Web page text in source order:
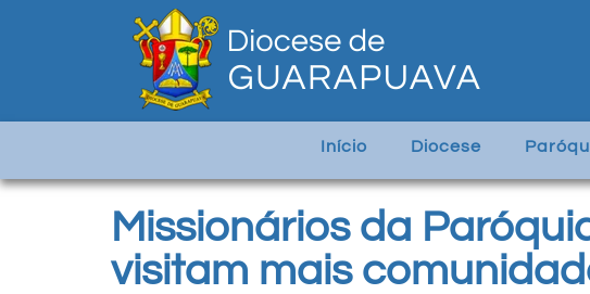
Início Diocese
Missionários da
visitam mais